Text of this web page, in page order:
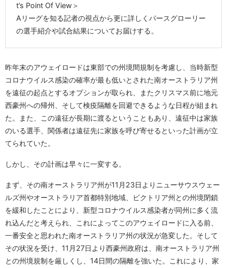
t’s Point Of View＞
Aリーグを知る記者の視点から更に詳しくパースグローリー
の選手紹介や試合結果についてお届けする。
昨年末のアウェイロードは東部での州境間規制を考慮し、当時新型
コロナウイルス感染の確率が最も低いとされた南オーストラリア州
を遠征の起点とするオプションが取られ、またクリスマス前に地元
西豪州への帰州、そして検疫隔離を回避できるような日程が組まれ
た。また、この遠征が長期に渡るということもあり、遠征中は家族
のいる選手、関係者は遠征先に家族を呼び寄せるといった計画が立
てられていた。
しかし、その計画は早々に一変する。
まず、その南オーストラリア州が11月23日よりニューサウスウェー
ルズ州やオーストラリア首都特別地域、ビクトリア州との州境閉鎖
を緩和したことにより、新型コロナウイルス感染者が同州に多く流
れ込んだと考えられ、これによってこのアウェイロードに入る前、
一番安全と思われた南オーストラリア州の状況が急変した。そして
その状況を受け、11月27日より西豪州政府は、南オーストラリア州
との州境規制を厳しくし、14日間の隔離を強いた。これにより、家